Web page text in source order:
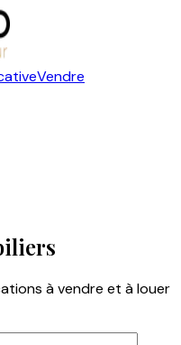
Vendre
à vendre et à louer